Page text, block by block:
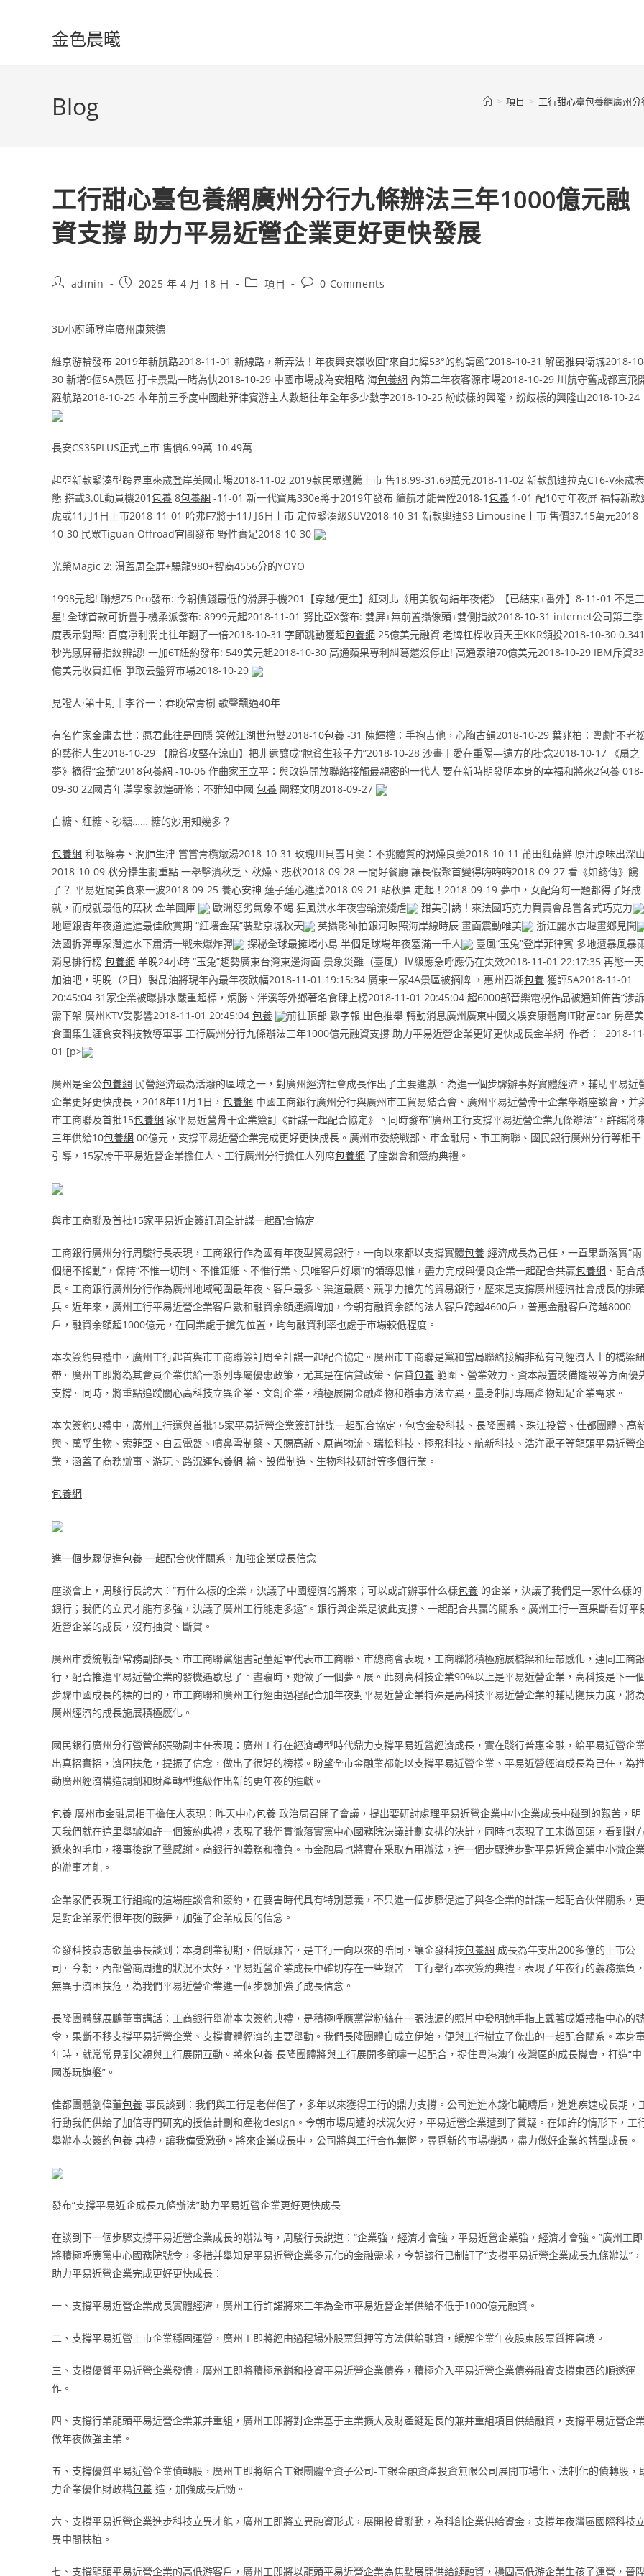
金色晨曦
Blog > 項目 > 工行甜心臺包養網廣州
工行甜心臺包養網廣州分行九條辦法三年1000億元融
資支撐 助力平易近營企業更好更快發展
Postadmin
Post2025 年 4 月 18 日
Post項目
Post0 Comments
3D小廚師登岸廣州康萊德
維京游輪發布 2019年新航路2018-11-01 新線路，新弄法！年夜興安嶺收回“來自北緯53°的約請函”2018-10-31 解密雅典衛城2018-
30 新增9個5A景區 打卡景點一睹為快2018-10-29 中國市場成為安粗略 海包養網 內第二年夜客源市場2018-10-29 川航守舊成都直飛
羅航路2018-10-25 本年前三季度中國赴菲律賓游主人數超往年全年多少數字2018-10-25 紛歧樣的興隆，紛歧樣的興隆山2018-10-24
長安CS35PLUS正式上市 售價6.99萬-10.49萬
起亞新款緊湊型跨界車來歲登岸美國市場2018-11-02 2019款民眾邁騰上市 售18.99-31.69萬元2018-11-02 新款凱迪拉克CT6-V來歲表
態 搭載3.0L動員機201包養 8包養網 -11-01 新一代寶馬330e將于2019年發布 續航才能晉陞2018-1包養 1-01 配10寸年夜屏 福特新款
虎或11月1日上市2018-11-01 哈弗F7將于11月6日上市 定位緊湊級SUV2018-10-31 新款奧迪S3 Limousine上市 售價37.15萬元2018-
10-30 民眾Tiguan Offroad官圖發布 野性實足2018-10-30
光榮Magic 2: 滑蓋周全屏+驍龍980+智商4556分的YOYO
1998元起! 聯想Z5 Pro發布: 今朝價錢最低的滑屏手機201【穿越/更生】紅刺北《用美貌勾結年夜佬》【已結束+番外】8-11-01 不是三
星! 全球首款可折疊手機柔派發布: 8999元起2018-11-01 努比亞X發布: 雙屏+無前置攝像頭+雙側指紋2018-10-31 internet公司第三季
度表示對照: 百度凈利潤比往年翻了一倍2018-10-31 字節跳動獲超包養網 25億美元融資 老牌杠桿收買天王KKR領投2018-10-30 0.341
秒光感屏幕指紋辨認! 一加6T紐約發布: 549美元起2018-10-30 高通蘋果專利糾葛還沒停止! 高通索賠70億美元2018-10-29 IBM斥資
億美元收買紅帽 爭取云盤算市場2018-10-29
見證人·第十期｜李谷一：春晚常青樹 歌聲飄過40年
有名作家金庸去世：愿君此往是回隱 笑傲江湖世無雙2018-10包養 -31 陳輝權：手抱吉他，心胸古韻2018-10-29 葉兆柏：粵劇“不老
的藝術人生2018-10-29 【脫貧攻堅在涼山】把非遺釀成“脫貧生孩子力”2018-10-28 沙畫丨愛在重陽—遠方的掛念2018-10-17 《扇之
夢》摘得“金菊”2018包養網 -10-06 作曲家王立平：與改造開放聯絡接觸最親密的一代人 要在新時期發明本身的幸福和將來2包養 018-
09-30 22國青年漢學家敦煌研修：不雅知中國 包養 闡釋文明2018-09-27
白糖、紅糖、砂糖…… 糖的妙用知幾多？
包養網 利咽解毒、潤肺生津 嘗嘗青欖燉湯2018-10-31 玫瑰川貝雪耳羹：不挑體質的潤燥良羹2018-10-11 莆田紅菇鮮 原汁原味出深山
2018-10-09 秋分攝生劃重點 一舉擊潰秋乏、秋燥、悲秋2018-09-28 一間好餐廳 讓長假聚首變得嗨嗨嗨2018-09-27 看《如懿傳》饞
了？ 平易近間美食來一波2018-09-25 養心安神 蓮子蓮心進膳2018-09-21 貼秋膘 走起！2018-09-19 夢中，女配角每一題都得了好成
就，而成就最低的葉秋 金羊圖庫
歐洲惡劣氣象不竭 狂風洪水年夜雪輪流殘虐
甜美引誘！來法國巧克力買賣會品嘗各式巧克力
地壇銀杏年夜道進進最佳欣賞期 “紅墻金葉”裝點京城秋天
英攝影師拍銀河映照海岸線時辰 畫面震動唯美
浙江麗水古堰畫鄉見聞
法國拆彈專家潛進水下肅清一戰未爆炸彈
探秘全球最擁堵小島 半個足球場年夜塞滿一千人
臺風“玉兔”登岸菲律賓 多地遭暴風暴
消息排行榜 包養網 羊晚24小時 “玉兔”趨勢廣東台灣東邊海面 景象災難（臺風）Ⅳ級應急呼應仍在失效2018-11-01 22:17:35 再憋一天
加油吧，明晚（2日）製品油將現年內最年夜跌幅2018-11-01 19:15:34 廣東一家4A景區被摘牌 ，惠州西湖包養 獲評5A2018-11-01
20:45:04 31家企業被曝排水嚴重超標，炳勝、泮溪等外鄉著名食肆上榜2018-11-01 20:45:04 超6000部音樂電視作品被通知佈告“涉
需下架 廣州KTV受影響2018-11-01 20:45:04 包養
前往頂部 數字報 出色推舉 轉動消息廣州廣東中國文娛安康體育IT財富car 房產美
食圖集生涯食安科技教導軍事 工行廣州分行九條辦法三年1000億元融資支撐 助力平易近營企業更好更快成長金羊網 作者： 2018-
01 [p>
廣州是全公包養網 民營經濟最為活潑的區域之一，對廣州經濟社會成長作出了主要進獻。為進一個步驟辦事好實體經濟，輔助平易近
企業更好更快成長，2018年11月1日， 包養網 中國工商銀行廣州分行與廣州市工貿易結合會、廣州平易近營骨干企業舉辦座談會，并
市工商聯及首批15包養網 家平易近營骨干企業簽訂《計謀一起配合協定》。同時發布“廣州工行支撐平易近營企業九條辦法”，許諾將
三年供給10包養網 00億元，支撐平易近營企業完成更好更快成長。廣州市委統戰部、市金融局、市工商聯、國民銀行廣州分行等相干
引導，15家骨干平易近營企業擔任人、工行廣州分行擔任人列席包養網 了座談會和簽約典禮。
與市工商聯及首批15家平易近企簽訂周全計謀一起配合協定
工商銀行廣州分行周駿行長表現，工商銀行作為國有年夜型貿易銀行，一向以來都以支撐實體包養 經濟成長為己任，一直果斷落實“兩
個絕不搖動”，保持“不惟一切制、不惟鉅細、不惟行業、只唯客戶好壞”的領導思惟，盡力完成與優良企業一起配合共贏包養網 、配合
長。工商銀行廣州分行作為廣州地域範圍最年夜、客戶最多、渠道最廣、競爭力搶先的貿易銀行，歷來是支撐廣州經濟社會成長的排
兵。近年來，廣州工行平易近營企業客戶數和融資余額連續增加，今朝有融資余額的法人客戶跨越4600戶，普惠金融客戶跨越8000
戶，融資余額超1000億元，在同業處于搶先位置，均勻融資利率也處于市場較低程度。
本次簽約典禮中，廣州工行起首與市工商聯簽訂周全計謀一起配合協定。廣州市工商聯是黨和當局聯絡接觸非私有制經濟人士的橋梁
帶。廣州工即將為其會員企業供給一系列專屬優惠政策，尤其是在信貸政策、信貸包養 範圍、營業效力、資本設置裝備擺設等方面優
支撐。同時，將重點追蹤關心高科技立異企業、文創企業，積極展開金融產物和辦事方法立異，量身制訂專屬產物知足企業需求。
本次簽約典禮中，廣州工行還與首批15家平易近營企業簽訂計謀一起配合協定，包含金發科技、長隆團體、珠江投管、佳都團體、高
興、萬孚生物、索菲亞、白云電器、噴鼻雪制藥、天賜高新、原尚物流、瑞松科技、極飛科技、航新科技、浩洋電子等龍頭平易近營
業，涵蓋了商務辦事、游玩、路況運包養網 輸、設備制造、生物科技研討等多個行業。
包養網
進一個步驟促進包養 一起配合伙伴關系，加強企業成長信念
座談會上，周駿行長誇大：“有什么樣的企業，決議了中國經濟的將來；可以或許辦事什么樣包養 的企業，決議了我們是一家什么樣的
銀行；我們的立異才能有多強，決議了廣州工行能走多遠”。銀行與企業是彼此支撐、一起配合共贏的關系。廣州工行一直果斷看好平
近營企業的成長，沒有抽貸、斷貸。
廣州市委統戰部常務副部長、市工商聯黨組書記董延軍代表市工商聯、市總商會表現，工商聯將積極施展橋梁和紐帶感化，連同工商銀
行，配合推進平易近營企業的發機遇歇息了。晝寢時，她做了一個夢。展。此刻高科技企業90%以上是平易近營企業，高科技是下一個
步驟中國成長的標的目的，市工商聯和廣州工行經由過程配合加年夜對平易近營企業特殊是高科技平易近營企業的輔助攙扶力度，將為
廣州經濟的成長施展積極感化。
國民銀行廣州分行營管部張勁副主任表現：廣州工行在經濟轉型時代鼎力支撐平易近營經濟成長，實在踐行普惠金融，給平易近營企
出真招實招，濟困扶危，提振了信念，做出了很好的榜樣。盼望全市金融業都能以支撐平易近營企業、平易近營經濟成長為己任，為推
動廣州經濟構造調劑和財產轉型進級作出新的更年夜的進獻。
包養 廣州市金融局相干擔任人表現：昨天中心包養 政治局召開了會議，提出要研討處理平易近營企業中小企業成長中碰到的艱苦，明
天我們就在這里舉辦如許一個簽約典禮，表現了我們貫徹落實黨中心國務院決議計劃安排的決計，同時也表現了工宋微回頭，看到對方
遞來的毛巾，接事後說了聲感謝。商銀行的義務和擔負。市金融局也將實在采取有用辦法，進一個步驟進步對平易近營企業中小微企
的辦事才能。
企業家們表現工行組織的這場座談會和簽約，在要害時代具有特別意義，不只進一個步驟促進了與各企業的計謀一起配合伙伴關系，更
是對企業家們很年夜的鼓舞，加強了企業成長的信念。
金發科技袁志敏董事長談到：本身創業初期，倍感艱苦，是工行一向以來的陪同，讓金發科技包養網 成長為年支出200多億的上市公
司。今朝，內部營商周遭的狀況不太好，平易近營企業成長中確切存在一些艱苦。工行舉行本次簽約典禮，表現了年夜行的義務擔負，
無異于濟困扶危，為我們平易近營企業進一個步驟加強了成長信念。
長隆團體蘇展鵬董事講話：工商銀行舉辦本次簽約典禮，是積極呼應黨當粉絲在一張洩漏的照片中發明她手指上戴著成婚戒指中心的
令，果斷不移支撐平易近營企業、支撐實體經濟的主要舉動。我們長隆團體自成立伊始，便與工行樹立了傑出的一起配合關系。本身
年時，就常常見到父親與工行展開互動。將來包養 長隆團體將與工行展開多範疇一起配合，捉住粵港澳年夜灣區的成長機會，打造“中
國游玩旗艦”。
佳都團體劉偉董包養 事長談到：我們與工行是老伴侶了，多年以來獲得工行的鼎力支撐。公司進進本錢化範疇后，進進疾速成長期，
行動我們供給了加倍專門研究的授信計劃和產物design。今朝市場周遭的狀況欠好，平易近營企業遭到了質疑。在如許的情形下，工
舉辦本次簽約包養 典禮，讓我備受激動。將來企業成長中，公司將與工行合作無懈，尋覓新的市場機遇，盡力做好企業的轉型成長。
發布“支撐平易近企成長九條辦法”助力平易近營企業更好更快成長
在談到下一個步驟支撐平易近營企業成長的辦法時，周駿行長說道：“企業強，經濟才會強，平易近營企業強，經濟才會強。”廣州工即
將積極呼應黨中心國務院號令，多措并舉知足平易近營企業多元化的金融需求，今朝該行已制訂了“支撐平易近營企業成長九條辦法”，
助力平易近營企業完成更好更快成長：
一、支撐平易近營企業成長實體經濟，廣州工行許諾將來三年為全市平易近營企業供給不低于1000億元融資。
二、支撐平易近營上市企業穩固運營，廣州工即將經由過程場外股票質押等方法供給融資，緩解企業年夜股東股票質押窘境。
三、支撐優質平易近營企業發債，廣州工即將積極承銷和投資平易近營企業債券，積極介入平易近營企業債券融資支撐東西的順遂運
作。
四、支撐行業龍頭平易近營企業兼并重組，廣州工即將對企業基于主業擴大及財產鏈延長的兼并重組項目供給融資，支撐平易近營企
做年夜做強主業。
五、支撐優質平易近營企業債轉股，廣州工即將結合工銀團體全資子公司-工銀金融資產投資無限公司展開市場化、法制化的債轉股，
力企業優化財政構包養 造，加強成長后勁。
六、支撐平易近營企業進步科技立異才能，廣州工即將立異融資形式，展開投貸聯動，為科創企業供給資金，支撐年夜灣區國際科技立
異中間扶植。
七、支撐龍頭平易近營企業的高低游客戶，廣州工即將以龍頭平易近營企業為焦點展開供給鏈融資，穩固高低游企業生孩子運營，晉